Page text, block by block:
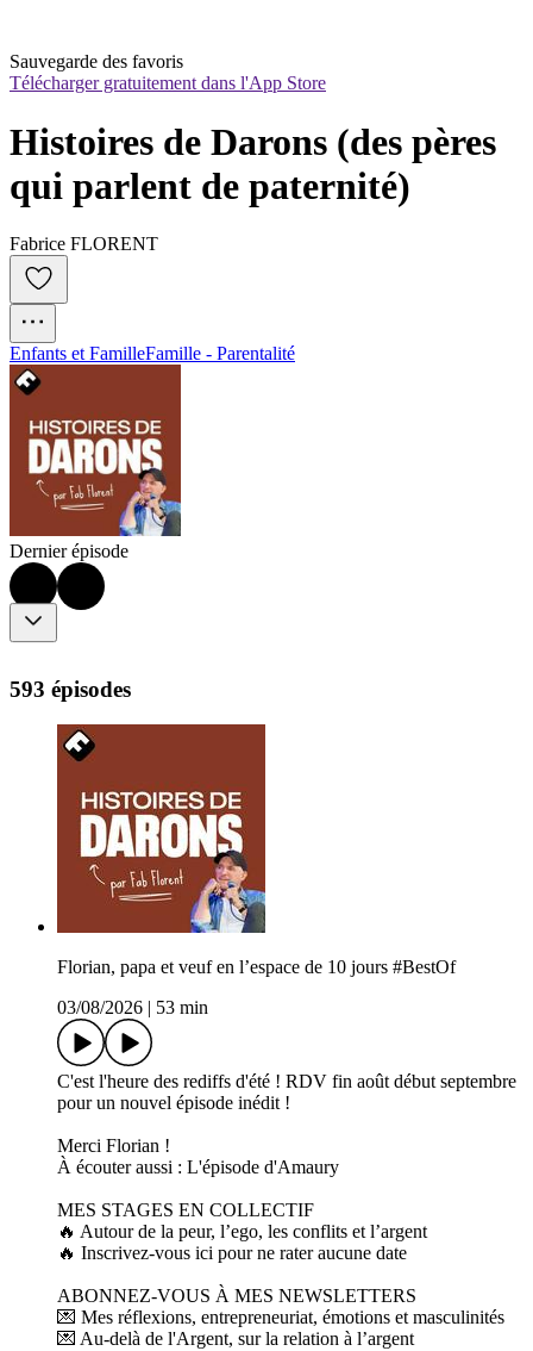
Sauvegarde des favoris
Télécharger gratuitement dans l'App Store
Histoires de Darons (des pères
qui parlent de paternité)
Fabrice FLORENT
Enfants et FamilleFamille - Parentalité
Dernier épisode
593 épisodes
Florian, papa et veuf en l’espace de 10 jours #BestOf
03/08/2026
53 min
C'est l'heure des rediffs d'été ! RDV fin août début septembre
pour un nouvel épisode inédit !
Merci Florian !
À écouter aussi : L'épisode d'Amaury
MES STAGES EN COLLECTIF
🔥 Autour de la peur, l’ego, les conflits et l’argent
🔥 Inscrivez-vous ici pour ne rater aucune date
ABONNEZ-VOUS À MES NEWSLETTERS
💌 Mes réflexions, entrepreneuriat, émotions et masculinités
💌 Au-delà de l'Argent, sur la relation à l’argent